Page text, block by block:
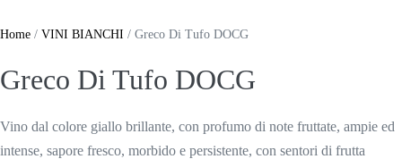
al
Home / VINI BIANCHI / Greco Di Tufo DOCG
Greco Di Tufo DOCG
Vino dal colore giallo brillante, con profumo di note fruttate, ampie ed
intense, sapore fresco, morbido e persistente, con sentori di frutta